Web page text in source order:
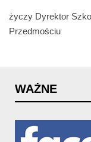
życzy Dyrektor
Przedmościu
WAŻNE